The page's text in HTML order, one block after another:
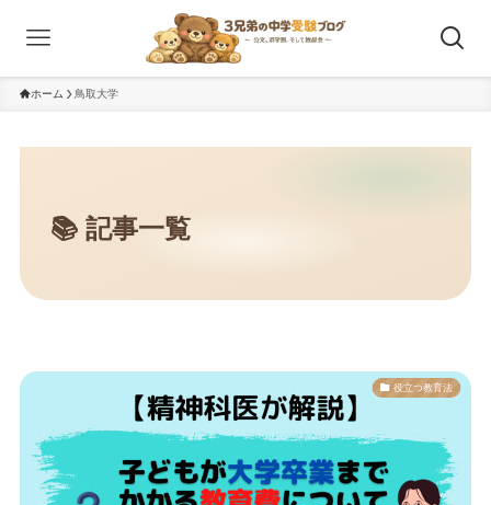
ホーム 鳥取大学
役立つ教育法